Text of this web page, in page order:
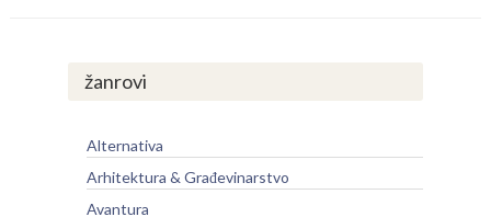
žanrovi
Alternativa
Arhitektura & Građevinarstvo
Avantura